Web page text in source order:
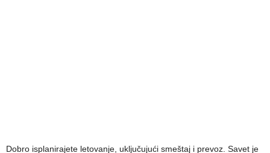
Dobro isplanirajete letovanje, uključujući smeštaj i prevoz. Savet je